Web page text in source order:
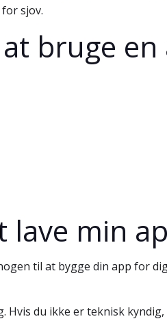
sjov.
bruge en
lave min
til at bygge din app for
du ikke er teknisk